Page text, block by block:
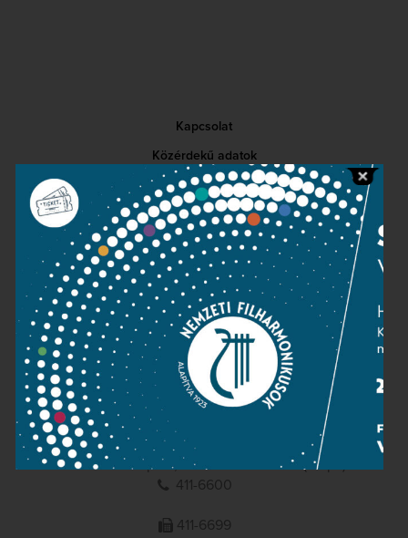
Kapcsolat
Közérdekű adatok
Sajtószoba
Adatvédelem
Impresszum
NEMZETI
FILHARMONIKUSOK
1095 Budapest, Komor Marcell u. 1. (Müpa)
411-6600
411-6699